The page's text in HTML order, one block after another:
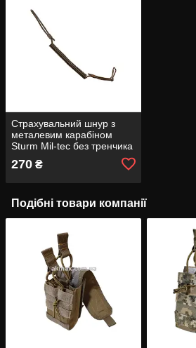
Страхувальний шнур з
металевим карабіном
Sturm Mil-tec без тренчика
270 ₴
Подібні товари компанії